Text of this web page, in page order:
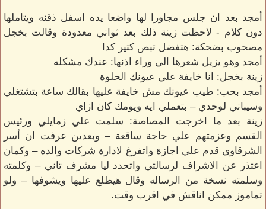
أمجد بعد ان جلس مجاورا لها واضعا يده اسفل ذقنه ويتاملها
دون كلام - لاحظت زينة ذلك بعد ثواني معدودة وقالت بخجل
مصحوب بضحكة: هتفضل تبص كتير كدا
أمجد وهو يزيل شعرها الي وراء اذنها: عندك مشكله
زينة بخجل: انا خايفة علي عيونك الحلوة
أمجد بحب: طيب عيونك مش خايفة عليها بقالك ساعة بتشتغلي
وسيباني لوحدي – بتعملي ايه ويومك كان ازاي
زينة بعد ما اخرجت المصاصة: سلمت علي زمايلي ورئيس
القسم وعزمتهم علي حاجة ساقعة – وبعدين عرفت ان أسر
الشرقاوي قدم علي اجازة واتفرغ لادارة شركات والده – وكمان
اعتذر عن الاشراف لرسالتي واتحدد ليا مشرف تاني – وكلمته
وسلمته نسخة من الرساله وقال هيطلع عليها ويشوفها – ولو
تماموز ممكن اناقش في اقرب وقت.